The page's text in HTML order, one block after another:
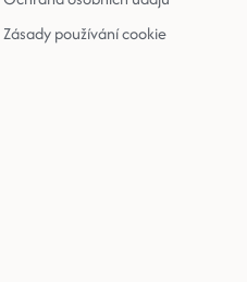
Zásady používání cookie